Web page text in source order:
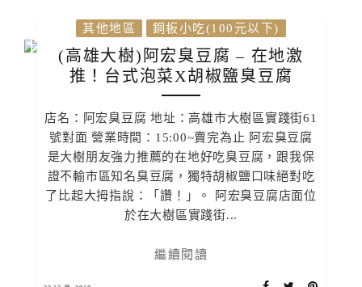
其他地區 銅板小吃(100元以下)
(高雄大樹)阿宏臭豆腐 – 在地激
推！台式泡菜X胡椒鹽臭豆腐
店名：阿宏臭豆腐 地址：高雄市大樹區實踐街61
號對面 營業時間：15:00~賣完為止 阿宏臭豆腐
是大樹朋友強力推薦的在地好吃臭豆腐，跟我保
證不輸市區知名臭豆腐，獨特胡椒鹽口味絕對吃
了比起大拇指說：「讚！」。 阿宏臭豆腐店面位
於在大樹區實踐街...
繼續閱讀